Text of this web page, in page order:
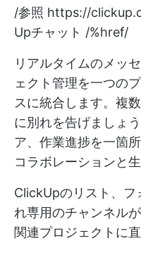
/参照 https://
Upチャット /%href/
リアルタイムのメッ
ェクト管理を一つの
スに統合します。複
に別れを告げましょ
ア、作業進捗を一箇
コラボレーションと
ClickUpのリスト、フ
れ専用のチャンネル
関連プロジェクトに